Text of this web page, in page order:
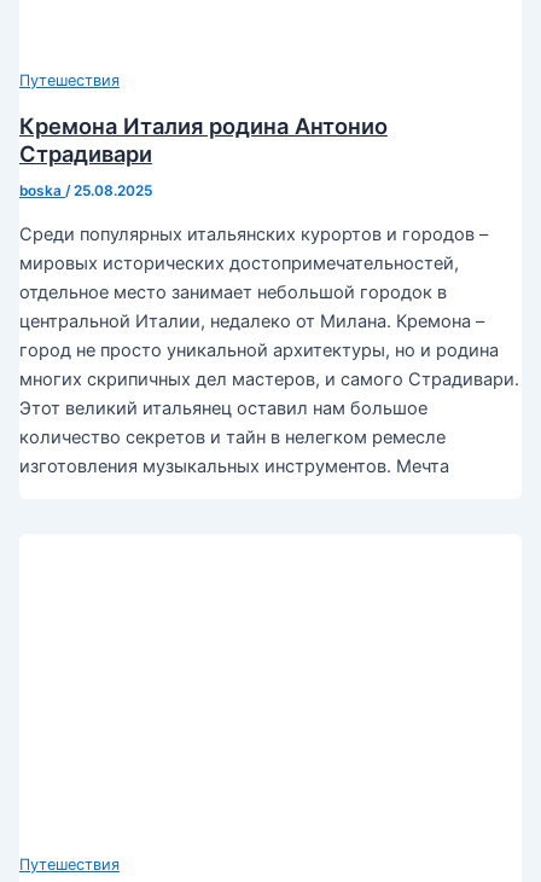
Путешествия
Кремона Италия родина Антонио
Страдивари
boska /25.08.2025
Среди популярных итальянских курортов и городов –
мировых исторических достопримечательностей,
отдельное место занимает небольшой городок в
центральной Италии, недалеко от Милана. Кремона –
город не просто уникальной архитектуры, но и родина
многих скрипичных дел мастеров, и самого Страдивари.
Этот великий итальянец оставил нам большое
количество секретов и тайн в нелегком ремесле
изготовления музыкальных инструментов. Мечта
Путешествия